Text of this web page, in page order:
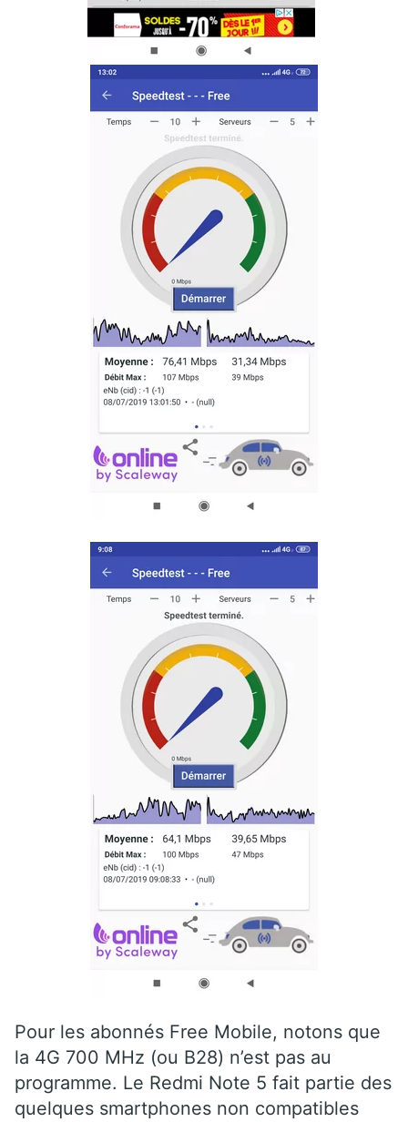
Pour les abonnés Free Mobile, notons que
la 4G 700 MHz (ou B28) n’est pas au
programme. Le Redmi Note 5 fait partie des
quelques smartphones non compatibles